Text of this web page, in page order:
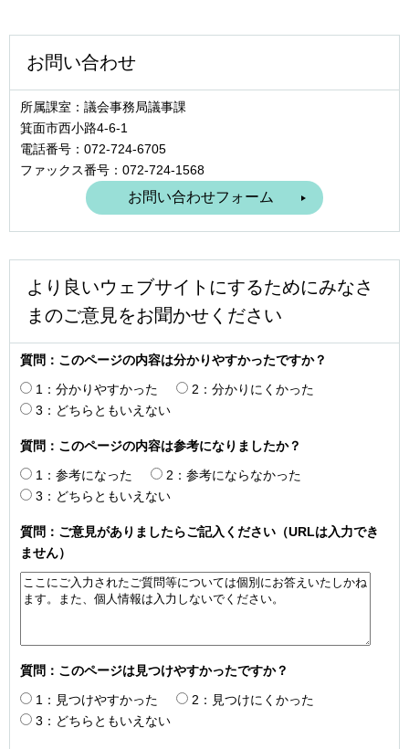
お問い合わせ
所属課室：議会事務局議事課
箕面市西小路4‐6‐1
電話番号：072-724-6705
ファックス番号：072-724-1568
より良いウェブサイトにするためにみなさ
まのご意見をお聞かせください
質問：このページの内容は分かりやすかったですか？
1：分かりやすかった
2：分かりにくかった
3：どちらともいえない
質問：このページの内容は参考になりましたか？
1：参考になった
2：参考にならなかった
3：どちらともいえない
質問：ご意見がありましたらご記入ください（URLは入力でき
ません）
質問：このページは見つけやすかったですか？
1：見つけやすかった
2：見つけにくかった
3：どちらともいえない